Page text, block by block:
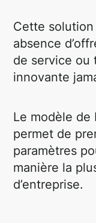
Cette
absence
de service ou
innovante
Le modèle de
permet de
paramètres
manière la
d’entreprise.